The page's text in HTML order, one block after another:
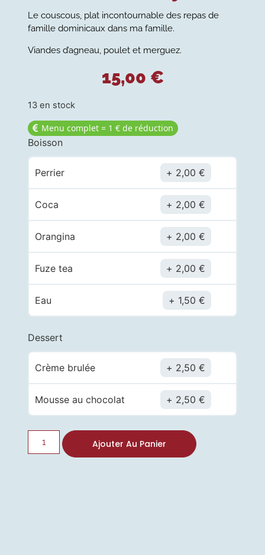
Le couscous, plat incontournable des repas de
famille dominicaux dans ma famille.
Viandes d’agneau, poulet et merguez.
15,00 €
13 en stock
Menu complet = 1 € de réduction
Boisson
Perrier 2,00€
Coca 2,00€
Orangina 2,00€
Fuze tea 2,00€
Eau 1,50€
Dessert
Crème brulée 2,50€
Mousse au chocolat 2,50€
Ajouter Au Panier